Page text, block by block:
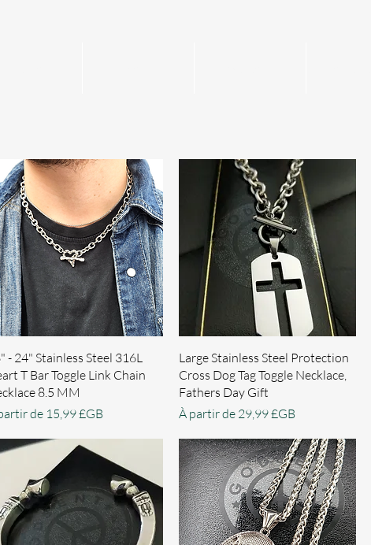
Aperçu rapide
- 24" Stainless Steel 316L
T Bar Toggle Link Chain
8.5 MM
de 15,99 £GB
promotionnel
Aperçu rapide
Large Stainless Steel Protection
Cross Dog Tag Toggle Necklace,
Fathers Day Gift
À partir de 29,99 £GB
Prix promotionnel